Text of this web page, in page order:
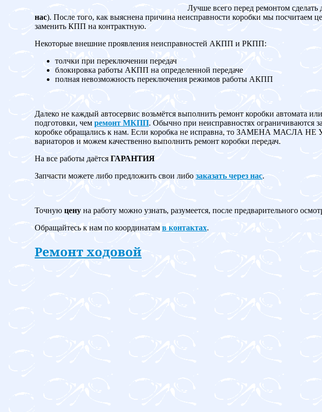
Лучше всего перед ремонтом сделать
нас). После того, как выяснена причина неисправности коробки мы посчитаем
заменить КПП на контрактную.
Некоторые внешние проявления неисправностей АКПП и РКПП:
толчки при переключении передач
блокировка работы АКПП на определенной передаче
полная невозможность переключения режимов работы АКПП
Далеко не каждый автосервис возьмётся выполнить ремонт коробки автомата
подготовки, чем ремонт МКПП. Обычно при неисправностях ограничиваются
коробке обращались к нам. Если коробка не исправна, то ЗАМЕНА
вариаторов и можем качественно выполнить ремонт коробки передач.
На все работы даётся ГАРАНТИЯ
Запчасти можете либо предложить свои либо заказать через нас.
Точную цену на работу можно узнать, разумеется, после предварительного
Обращайтесь к нам по координатам в контактах.
Ремонт ходовой